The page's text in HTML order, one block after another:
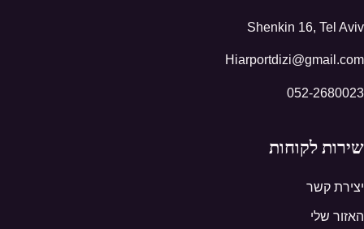
Shenkin 16, Tel Aviv
Hiarportdizi@gmail.com
052-2680023
שירות לקוחות
יצירת קשר
האזור שלי